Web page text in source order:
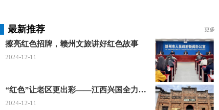
最新推荐 更多
擦亮红色招牌，赣州文旅讲好红色故事
2024-12-11
“红色”让老区更出彩——江西兴国全力打造红色文化传承发展创新示范区
2024-12-11